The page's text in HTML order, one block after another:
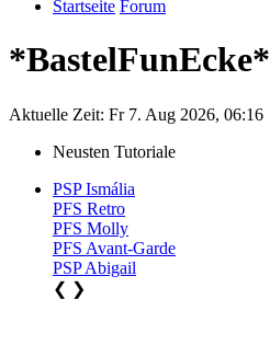
Startseite Forum
*BastelFunEcke*
Aktuelle Zeit: Fr 7. Aug 2026, 06:16
Neusten Tutoriale
PSP Ismália
PFS Retro
PFS Molly
PFS Avant-Garde
PSP Abigail
❮ ❯